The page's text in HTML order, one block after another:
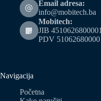
Email adresa:
info@mobitech.ba
Mobitech:
JIB 4510626800001
PDV
Navigacija
Početna